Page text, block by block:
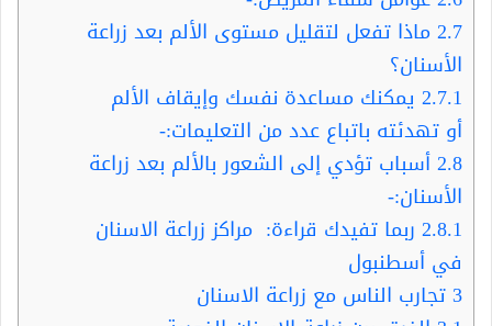
2.7ماذا تفعل لتقليل مستوى الألم بعد زراعة
الأسنان؟
2.7.1 يمكنك مساعدة نفسك وإيقاف الألم
أو تهدئته باتباع عدد من التعليمات:-
2.8أسباب تؤدي إلى الشعور بالألم بعد زراعة
الأسنان:-
2.8.1 ربما تفيدك قراءة: مراكز زراعة الاسنان
في أسطنبول
3تجارب الناس مع زراعة الاسنان